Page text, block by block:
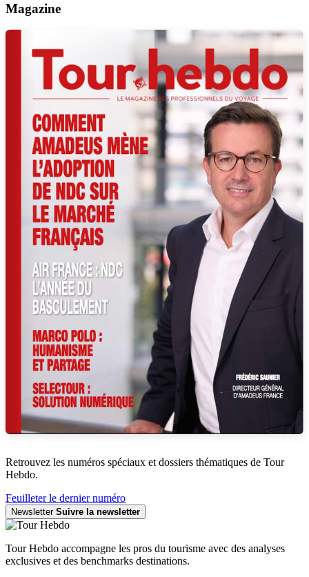
Magazine
Retrouvez les numéros spéciaux et dossiers thématiques de Tour
Hebdo.
Feuilleter le dernier numéro
Newsletter Suivre la newsletter
Tour Hebdo accompagne les pros du tourisme avec des analyses
exclusives et des benchmarks destinations.